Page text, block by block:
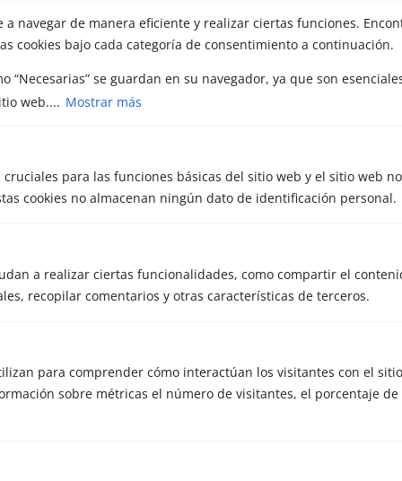
a navegar de manera eficiente y realizar ciertas funciones.
cookies bajo cada categoría de consentimiento a continuación.
“Necesarias” se guardan en su navegador, ya que son
web.... Mostrar más
cruciales para las funciones básicas del sitio web y el sitio web
cookies no almacenan ningún dato de identificación personal.
a realizar ciertas funcionalidades, como compartir el
recopilar comentarios y otras características de terceros.
para comprender cómo interactúan los visitantes con el
sobre métricas el número de visitantes, el porcentaje
guía completa para propietarios
porMETA Capital Partners|Nov 12, 2025|
esfuerzo, tiempo y dedicación. Por eso, cuando
llega el momento de dar el paso,...